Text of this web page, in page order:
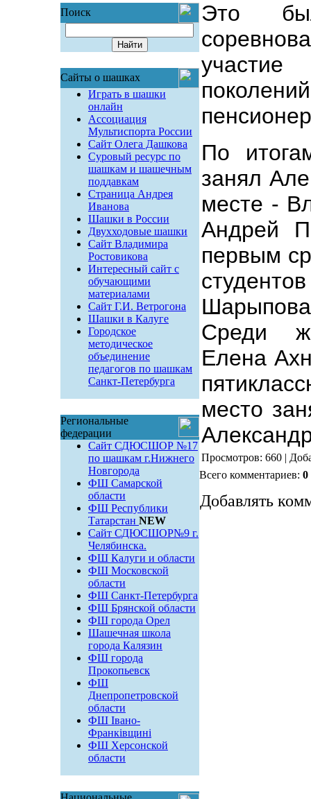
Поиск
Сайты о шашках
Играть в шашки
онлайн
Ассоциация
Мультиспорта России
Сайт Олега Дашкова
Суровый ресурс по
шашкам и шашечным
поддавкам
Страница Андрея
Иванова
Шашки в России
Двухходовые шашки
Сайт Владимира
Ростовикова
Интересный сайт с
обучающими
материалами
Сайт Г.И. Ветрогона
Шашки в Калуге
Городское
методическое
объединение
педагогов по шашкам
Санкт-Петербурга
Региональные
федерации
Сайт СДЮСШОР №17
по шашкам г.Нижнего
Новгорода
ФШ Самарской
области
ФШ Республики
Татарстан NEW
Сайт СДЮСШОР№9 г.
Челябинска.
ФШ Калуги и области
ФШ Московской
области
ФШ Санкт-Петербурга
ФШ Брянской области
ФШ города Орел
Шашечная школа
города Калязин
ФШ города
Прокопьевск
ФШ
Днепропетровской
области
ФШ Івано-
Франківщині
ФШ Херсонской
области
Это
По
занял
месте -
Андрей
первым
Среди
Елена
место
Просмотров: 660 |
Всего комментариев: 0
Добавлять